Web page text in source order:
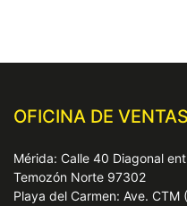
OFICINA DE
Mérida: Calle 40 Diagonal
Temozón Norte 97302
Playa del Carmen: Ave.